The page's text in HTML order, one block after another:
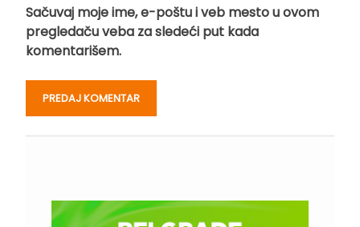
Sačuvaj moje ime, e-poštu i veb mesto u ovom
pregledaču veba za sledeći put kada
komentarišem.